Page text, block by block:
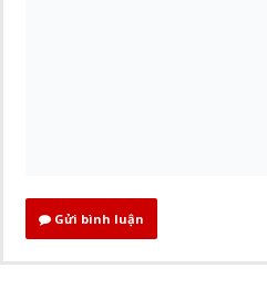
Gửi bình luận